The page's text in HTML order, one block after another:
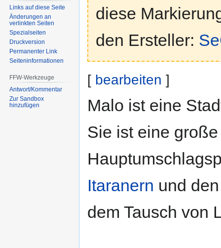
diese
den Ersteller:
[ bearbeiten ]
Malo ist eine
Sie ist eine
Itaranern und
dem Tausch von
Links auf diese Seite
Änderungen an
verlinkten Seiten
Spezialseiten
Druckversion
Permanenter Link
Seiten­informationen
FFW-Werkzeuge
Antwort/Kommentar
Zur Sandbox
hinzufügen